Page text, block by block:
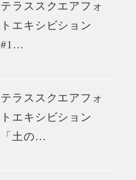
テラススクエアフォ
トエキシビション
#1…
テラススクエアフォ
トエキシビション
「土の…